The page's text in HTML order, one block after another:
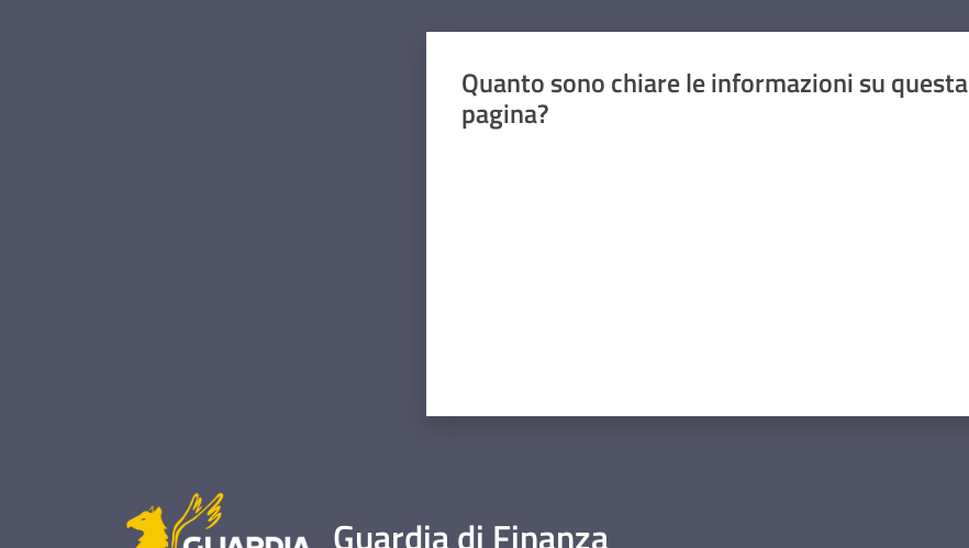
Quanto sono chiare le informazioni su questa
pagina?
Guardia di Finanza